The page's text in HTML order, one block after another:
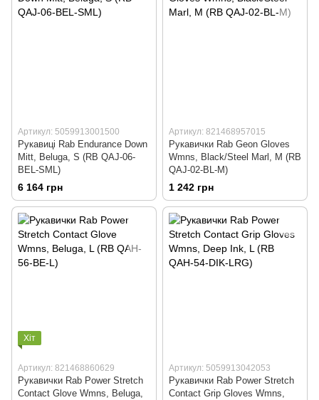
Артикул: 5059913001500
Рукавиці Rab Endurance Down
Mitt, Beluga, S (RB QAJ-06-
BEL-SML)
6 164 грн
Артикул: 821468957015
Рукавички Rab Geon Gloves
Wmns, Black/Steel Marl, M (RB
QAJ-02-BL-M)
1 242 грн
Хіт
Артикул: 821468860629
Рукавички Rab Power Stretch
Contact Glove Wmns, Beluga,
Артикул: 5059913042053
Рукавички Rab Power Stretch
Contact Grip Gloves Wmns,